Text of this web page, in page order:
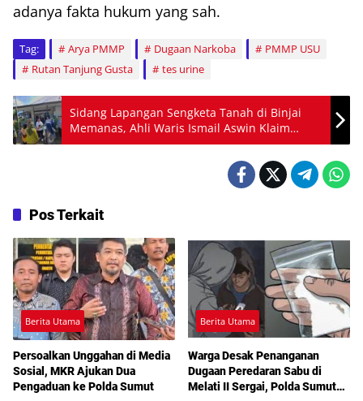
adanya fakta hukum yang sah.
Tag: Arya PMMP Dugaan Narkoba
PMMP USU
Rutan Tanjung Gusta
tes urine
Sidang Lapangan Sengketa Tanah di Binjai
Memanas, Ahli Waris Ismail Aswin Klaim
Lahan BNN Kota Binjai Terungkap Milik
Keluarga? : Kuasa Hukum Soroti Dasar Hibah
Pos Terkait
Berita Utama
Persoalkan Unggahan di Media
Sosial, MKR Ajukan Dua
Pengaduan ke Polda Sumut
Berita Utama
Warga Desak Penanganan
Dugaan Peredaran Sabu di
Melati II Sergai, Polda Sumut